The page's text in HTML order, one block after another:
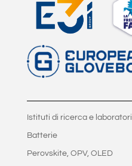
Istituti di ricerca e laboratori
Batterie
Perovskite, OPV, OLED